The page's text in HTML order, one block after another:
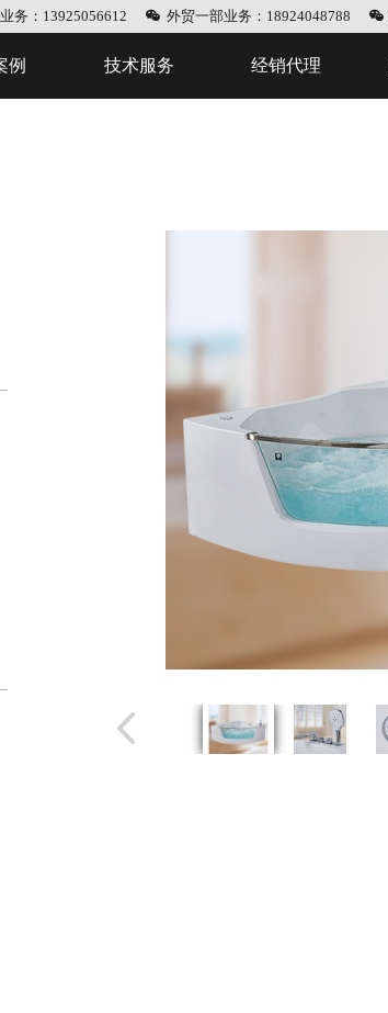
务：13925056612 外贸一部业务：18924048788
例 技术服务 经销代理